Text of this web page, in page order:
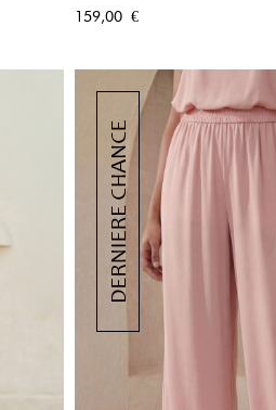
Prix
159,00 €